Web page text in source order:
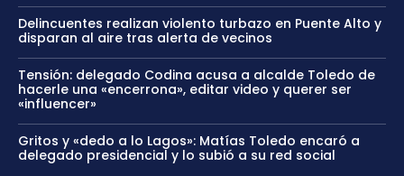
Delincuentes realizan violento turbazo en Puente Alto y
disparan al aire tras alerta de vecinos
Tensión: delegado Codina acusa a alcalde Toledo de
hacerle una «encerrona», editar video y querer ser
«influencer»
Gritos y «dedo a lo Lagos»: Matías Toledo encaró a
delegado presidencial y lo subió a su red social